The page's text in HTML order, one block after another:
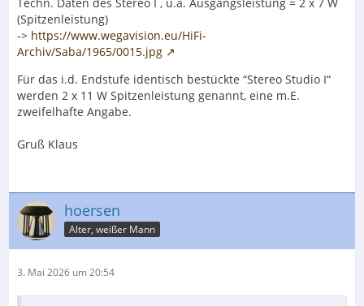
(Spitzenleistung)
-> https://www.wegavision.eu/HiFi-
Archiv/Saba/1965/0015.jpg
Für das i.d. Endstufe identisch bestückte “Stereo Studio I“
werden 2 x 11 W Spitzenleistung genannt, eine m.E.
zweifelhafte Angabe.
Gruß Klaus
hoersen
Alter, weißer Mann
3. Mai 2026 um 20:54